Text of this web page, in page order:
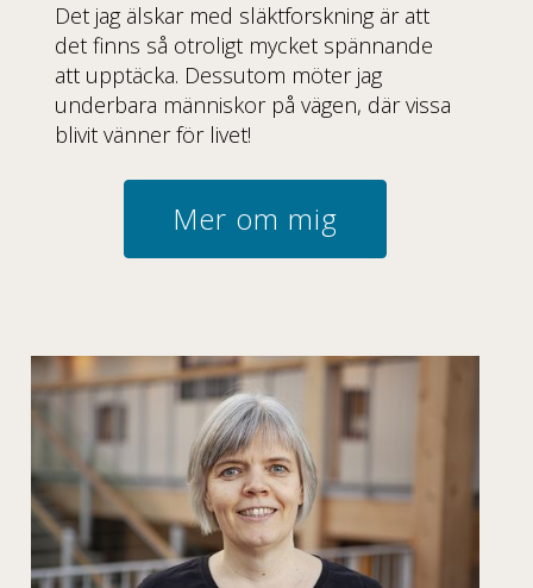
Det jag älskar med släktforskning är att
det finns så otroligt mycket spännande
att upptäcka. Dessutom möter jag
underbara människor på vägen, där vissa
blivit vänner för livet!
Mer om mig